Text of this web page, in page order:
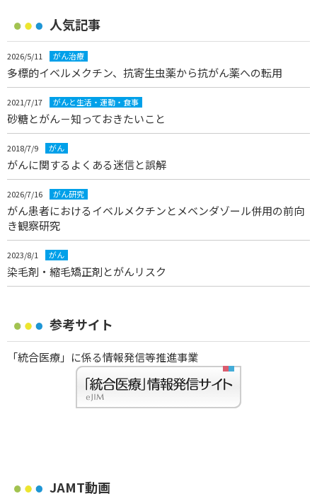
人気記事
2026/5/11 がん治療
多標的イベルメクチン、抗寄生虫薬から抗がん薬への転用
2021/7/17 がんと生活・運動・食事
砂糖とがん－知っておきたいこと
2018/7/9 がん
がんに関するよくある迷信と誤解
2026/7/16 がん研究
がん患者におけるイベルメクチンとメベンダゾール併用の前向
き観察研究
2023/8/1 がん
染毛剤・縮毛矯正剤とがんリスク
参考サイト
「統合医療」に係る情報発信等推進事業
JAMT動画